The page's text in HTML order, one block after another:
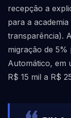
recepção a
para a
transparência).
migração de 5%
Automático, em
R$ 15 mil a R$